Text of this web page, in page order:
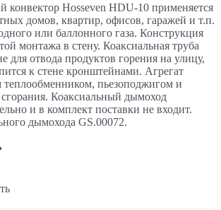
конвектор Hosseven HDU-10 применяется
домов, квартир, офисов, гаражей и т.п.
или баллонного газа. Конструкция
монтажа в стену. Коаксиальная труба
для отвода продуктов горения на улицу,
к стене кронштейнами. Агрегат
пьезоподжигом и
Коаксиальный дымоход
и в комплект поставки не входит.
дымохода GS.00072.